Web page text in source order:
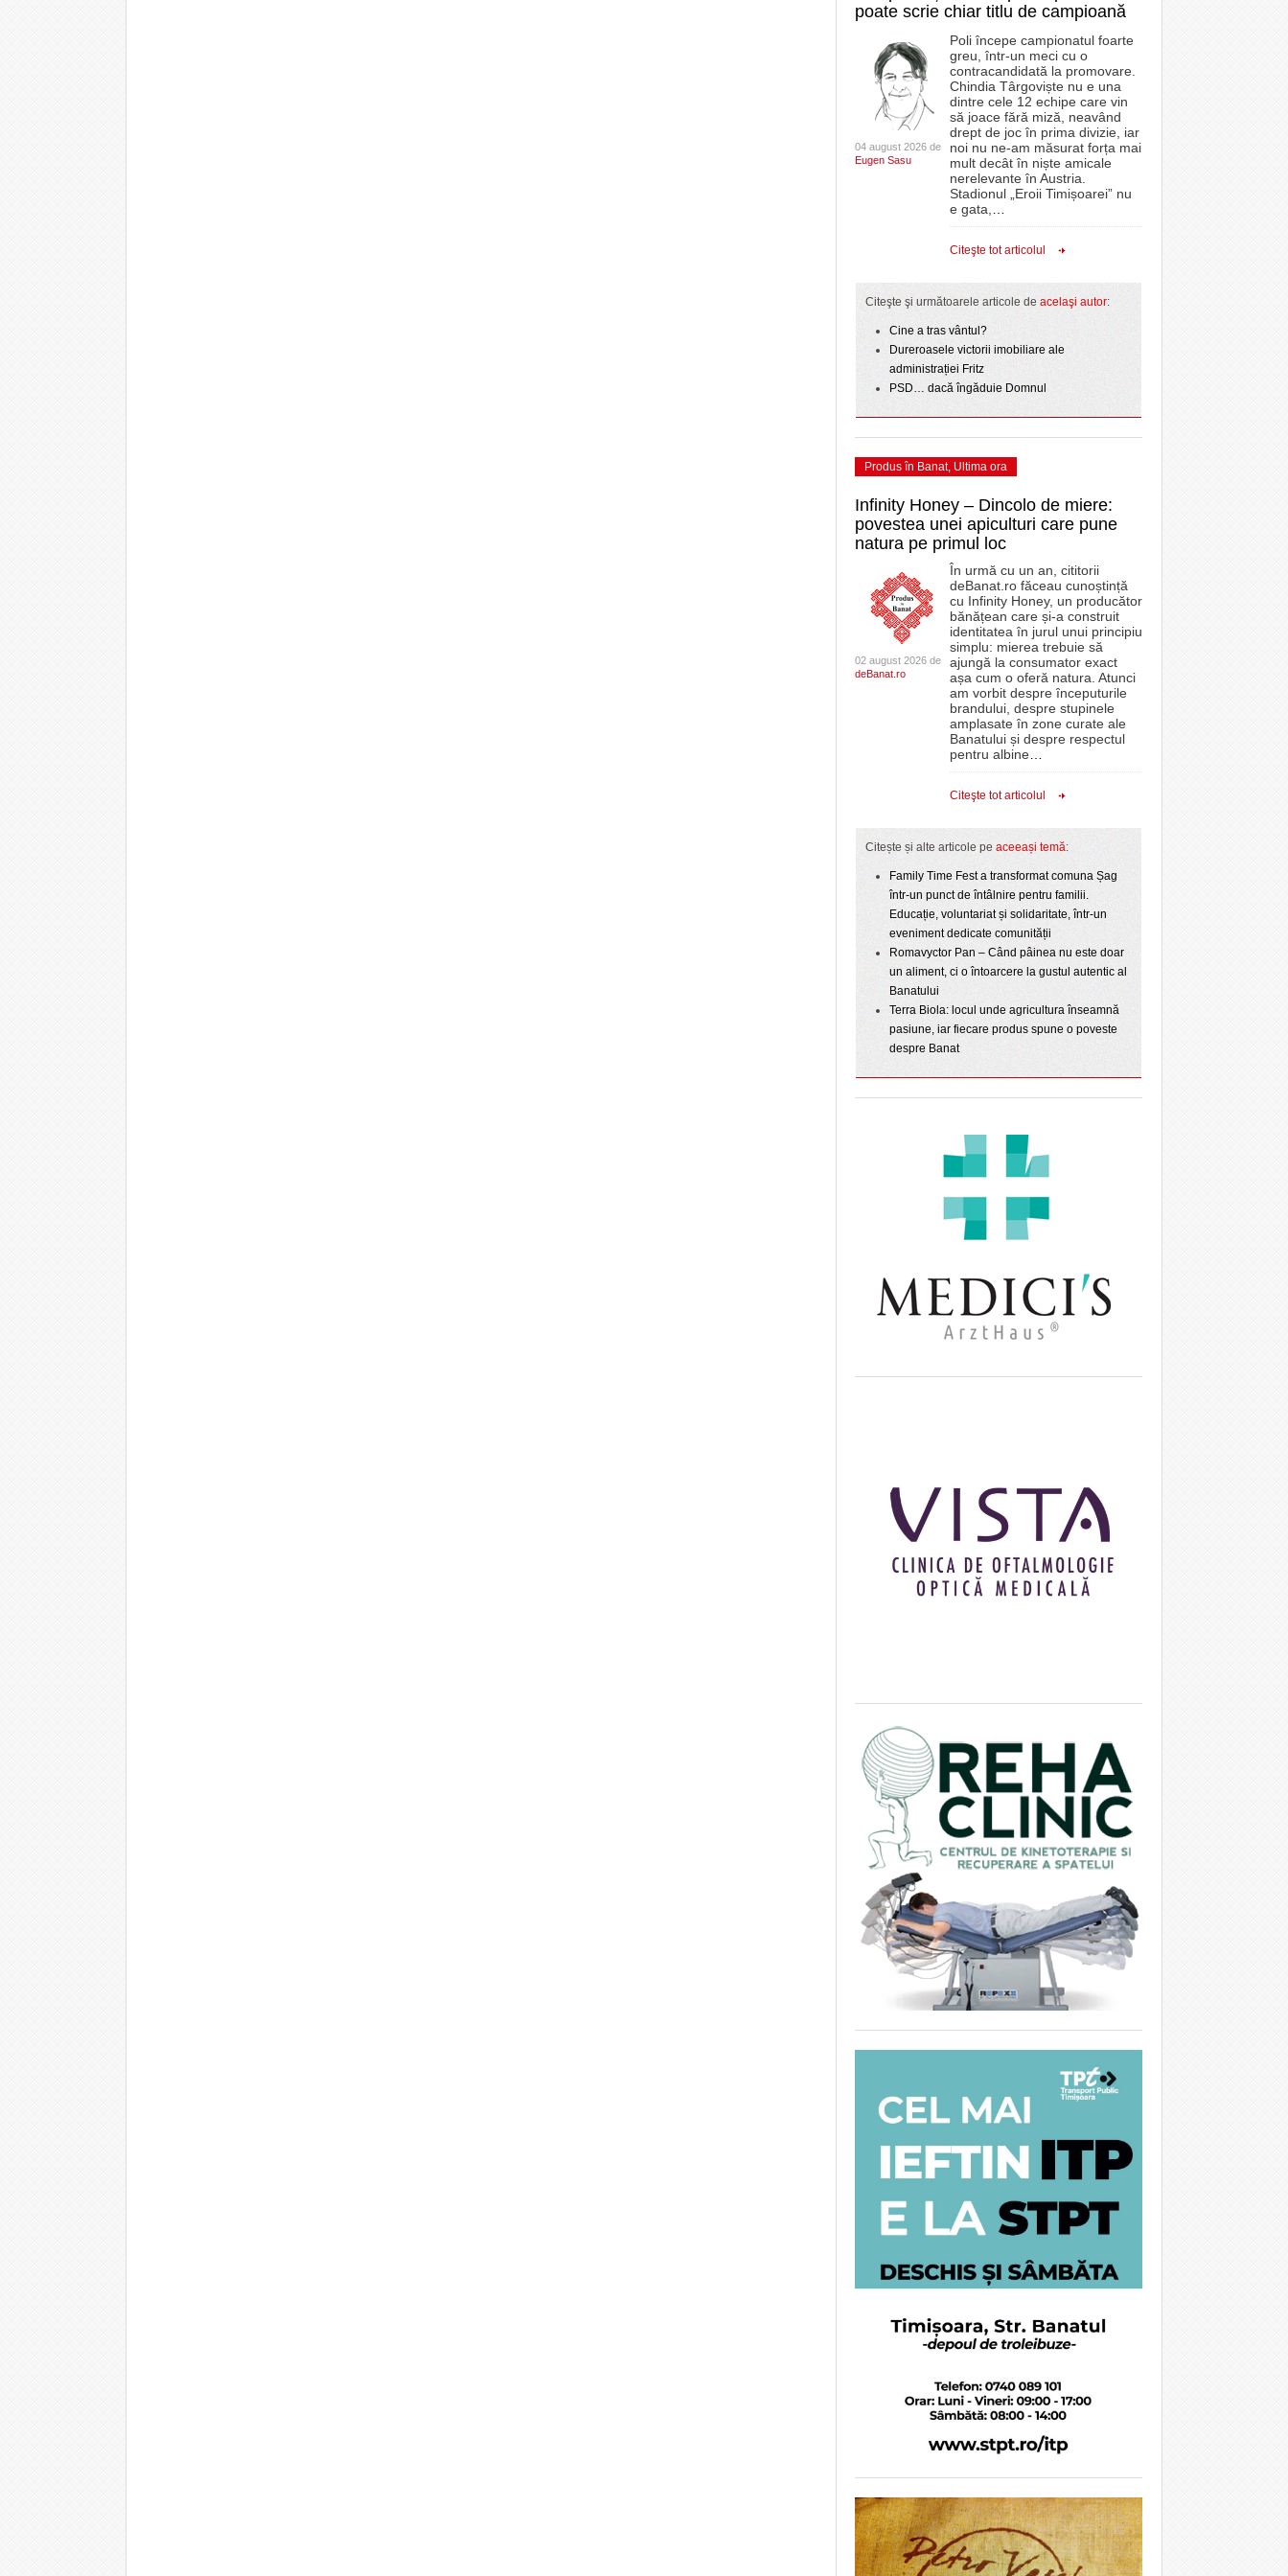
poate scrie chiar titlu de campioană
04 august 2026 de
Eugen Sasu
Poli începe campionatul foarte
greu, într-un meci cu o
contracandidată la promovare.
Chindia Târgoviște nu e una
dintre cele 12 echipe care vin
să joace fără miză, neavând
drept de joc în prima divizie, iar
noi nu ne-am măsurat forța mai
mult decât în niște amicale
nerelevante în Austria.
Stadionul „Eroii Timișoarei” nu
e gata,
Citeşte tot articolul
Citeşte şi următoarele articole de acelaşi autor:
Cine a tras vântul?
Dureroasele victorii imobiliare ale
administrației Fritz
PSD… dacă îngăduie Domnul
Produs în Banat, Ultima ora
Infinity Honey – Dincolo de miere:
povestea unei apiculturi care pune
natura pe primul loc
02 august 2026 de
deBanat.ro
În urmă cu un an, cititorii
deBanat.ro făceau cunoștință
cu Infinity Honey, un producător
bănățean care și-a construit
identitatea în jurul unui principiu
simplu: mierea trebuie să
ajungă la consumator exact
așa cum o oferă natura. Atunci
am vorbit despre începuturile
brandului, despre stupinele
amplasate în zone curate ale
Banatului și despre respectul
pentru albine
Citeşte tot articolul
Citește și alte articole pe aceeași temă:
Family Time Fest a transformat comuna Șag
într-un punct de întâlnire pentru familii.
Educație, voluntariat și solidaritate, într-un
eveniment dedicate comunității
Romavyctor Pan – Când pâinea nu este doar
un aliment, ci o întoarcere la gustul autentic al
Banatului
Terra Biola: locul unde agricultura înseamnă
pasiune, iar fiecare produs spune o poveste
despre Banat